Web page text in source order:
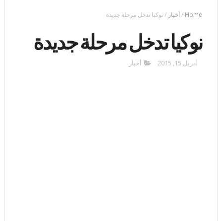
Home
/أخبار / نوكيا تدخل مرحلة جديدة
نوكيا تدخل مرحلة جديدة
أبريل 15, 2015 أخبار